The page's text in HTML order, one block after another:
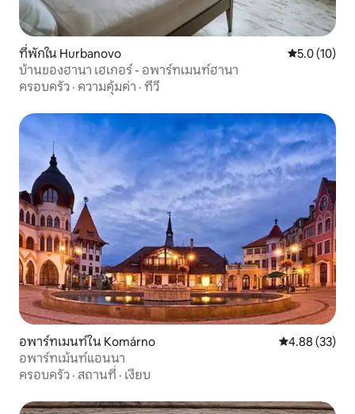
ที่พักใน Hurbanovo คะแนนเฉลี่ย
5.0 (10)
บ้านของฮานา เฮเกอร์ - อพาร์ทเมนท์ฮานา
ครอบครัว · ความคุ้มค่า · ทีวี
อพาร์ทเมนท์ใน Komárno คะแนนเฉลี่ย
4.88 (33)
อพาร์ทเม้นท์แอนนา
ครอบครัว · สถานที่ · เงียบ